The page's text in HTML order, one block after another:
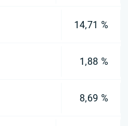
14,71 %
1,88 %
8,69 %